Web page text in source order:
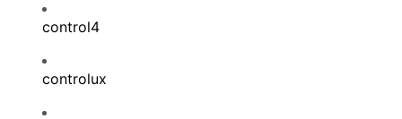
control4
controlux